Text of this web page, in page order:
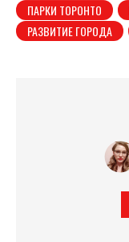
ПАРКИ ТОРОНТО
РАЗВИТИЕ ГОРОДА